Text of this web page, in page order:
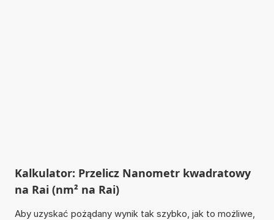
Kalkulator: Przelicz Nanometr kwadratowy
na Rai (nm² na Rai)
Aby uzyskać pożądany wynik tak szybko, jak to możliwe,